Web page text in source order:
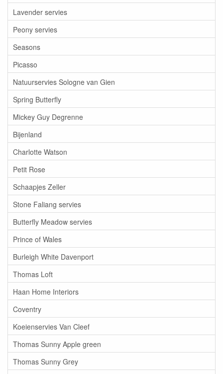
Lavender servies
Peony servies
Seasons
Picasso
Natuurservies Sologne van Gien
Spring Butterfly
Mickey Guy Degrenne
Bijenland
Charlotte Watson
Petit Rose
Schaapjes Zeller
Stone Faliang servies
Butterfly Meadow servies
Prince of Wales
Burleigh White Davenport
Thomas Loft
Haan Home Interiors
Coventry
Koeienservies Van Cleef
Thomas Sunny Apple green
Thomas Sunny Grey